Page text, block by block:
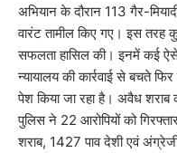
अभियान के दौरान 113 गैर-
वारंट तामील किए गए। इस तरह
सफलता हासिल की। इनमें कई ऐसे
न्यायालय की कार्रवाई से बचते
पेश किया जा रहा है। अवैध शराब
पुलिस ने 22 आरोपियों को
शराब, 1427 पाव देशी एवं